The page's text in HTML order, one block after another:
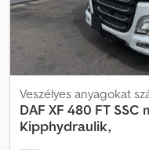
járműben. * Tel.: felhívni
Klíma: Automata
rendszer: Nincs
Veszélyes anyagokat
DAF XF 480 FT SSC
Kipphydraulik,